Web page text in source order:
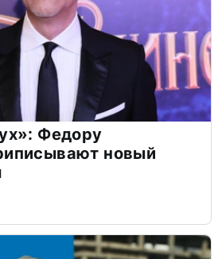
Федору
новый